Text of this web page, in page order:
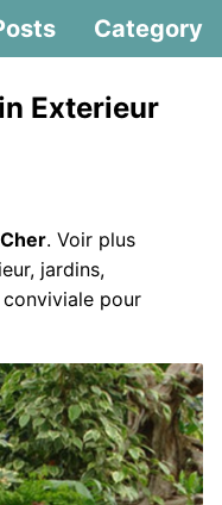
Category
Exterieur
. Voir plus
jardins,
pour